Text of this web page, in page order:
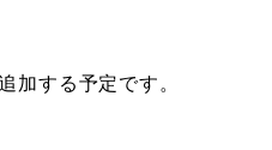
加する予定です。